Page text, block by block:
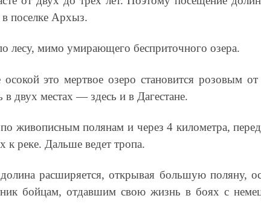
в поселке Архыз.
лесу, мимо умирающего бесприточного озера.
это мертвое озеро становится розовым
двух местах — здесь и в Дагестане.
по живописным полянам и через 4 километра,
к реке. Дальше ведет тропа.
расширяется, открывая большую поляну,
бойцам, отдавшим свою жизнь в боях с